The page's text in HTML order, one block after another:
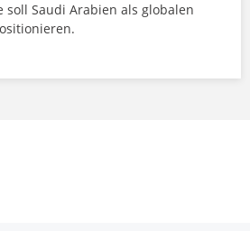
soll Saudi Arabien als globalen